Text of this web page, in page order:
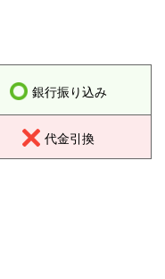
銀行振り込み
代金引換